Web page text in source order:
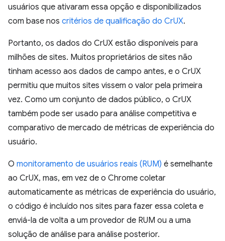
usuários que ativaram essa opção e disponibilizados
com base nos critérios de qualificação do CrUX.
Portanto, os dados do CrUX estão disponíveis para
milhões de sites. Muitos proprietários de sites não
tinham acesso aos dados de campo antes, e o CrUX
permitiu que muitos sites vissem o valor pela primeira
vez. Como um conjunto de dados público, o CrUX
também pode ser usado para análise competitiva e
comparativo de mercado de métricas de experiência do
usuário.
O monitoramento de usuários reais (RUM) é semelhante
ao CrUX, mas, em vez de o Chrome coletar
automaticamente as métricas de experiência do usuário,
o código é incluído nos sites para fazer essa coleta e
enviá-la de volta a um provedor de RUM ou a uma
solução de análise para análise posterior.